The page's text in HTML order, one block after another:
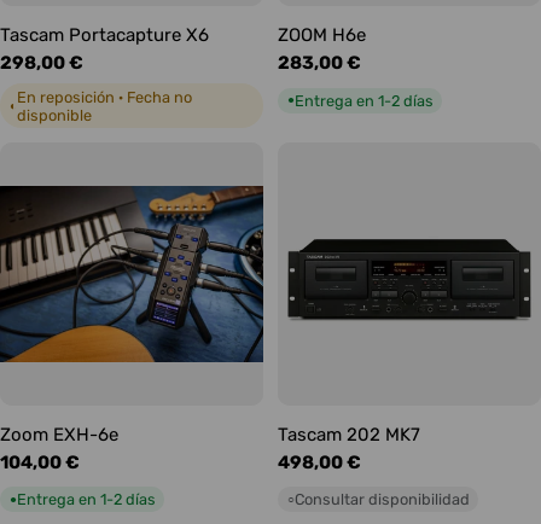
Tascam Portacapture X6
Precio
habitual
298,00 €
◐ En reposición · Fecha no
disponible
ZOOM H6e
Precio
283,00 €
●Entrega en 1-2 días
Zoom EXH-6e
Precio
habitual
104,00 €
●Entrega en 1-2 días
Tascam 202 MK7
Precio
habitual
498,00 €
○Consultar disponibilidad